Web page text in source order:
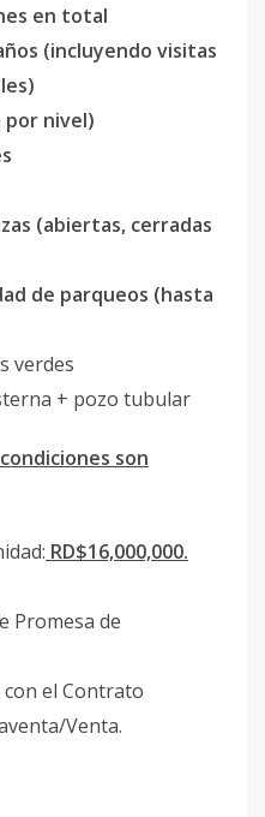
en total
(incluyendo visitas
por nivel)
(abiertas, cerradas
de parqueos (hasta
verdes
+ pozo tubular
condiciones son
RD$16,000,000.
Promesa de
el Contrato
Venta.